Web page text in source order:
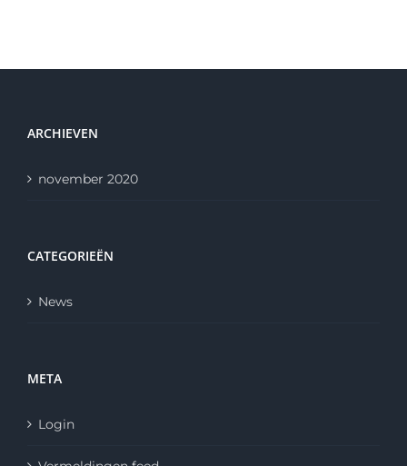
ARCHIEVEN
november 2020
CATEGORIEËN
News
META
Login